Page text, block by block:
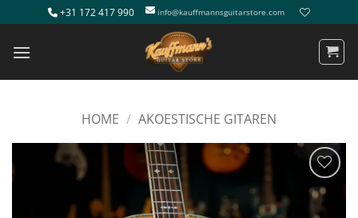
naar
inhoud
+31 172 417 990 info@kauffmannsguitarstore.com
HOME / AKOESTISCHE GITAREN